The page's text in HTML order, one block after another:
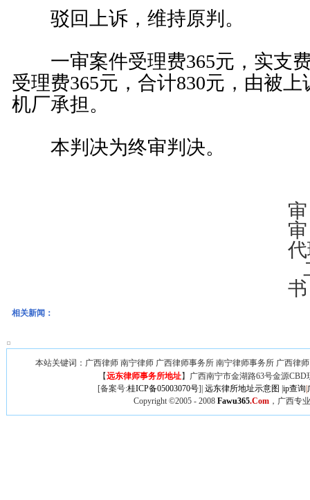
驳回上诉，维持原判。
一审案件受理费365元，实支费
受理费365元，合计830元，由被
机厂承担。
本判决为终审判决。
相关新闻：
本站关键词：广西律师 南宁律师 广西律师事务所 南宁律师事务所 广西律
【远东律师事务所地址】广西南宁市金湖路63号金源
[备案号:桂ICP备05003070号]| 远东律所地址示意图 ip查询
Copyright ©2005 - 2008 Fawu365.Com ，广西专